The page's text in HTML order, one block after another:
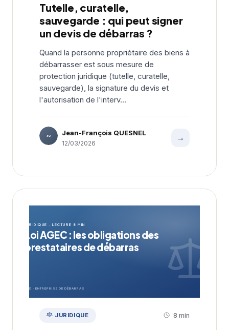
Tutelle, curatelle,
sauvegarde : qui peut signer
un devis de débarras ?
Quand la personne propriétaire des biens à
débarrasser est sous mesure de
protection juridique (tutelle, curatelle,
sauvegarde), la signature du devis et
l'autorisation de l'interv...
JFQ Jean-François QUESNEL
12/03/2026
→
JURIDIQUE · LECTURE 8 MIN
Loi AGEC : les obligations des
prestataires de débarras
EDD · ENTREPRISE DE DÉBARRAS
JURIDIQUE 8 min